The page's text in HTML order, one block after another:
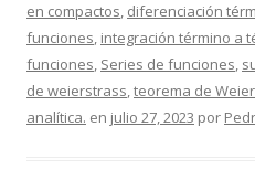
en compactos, diferenciación
funciones, integración término a
funciones, Series de funciones,
de weierstrass,teorema de
analítica. en julio 27, 2023 por